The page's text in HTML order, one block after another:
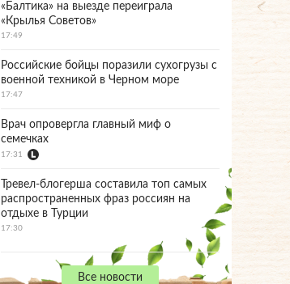
«Балтика» на выезде переиграла
«Крылья Советов»
17:49
Российские бойцы поразили сухогрузы с
военной техникой в Черном море
17:47
Врач опровергла главный миф о
семечках
17:31
Тревел-блогерша составила топ самых
распространенных фраз россиян на
отдыхе в Турции
17:30
Все новости